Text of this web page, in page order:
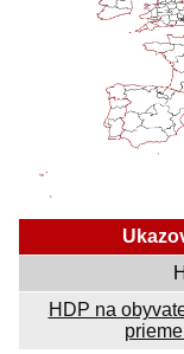
HDP na